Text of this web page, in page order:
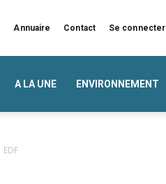
Annuaire Contact Se connecter
A LA UNE ENVIRONNEMENT
EDF